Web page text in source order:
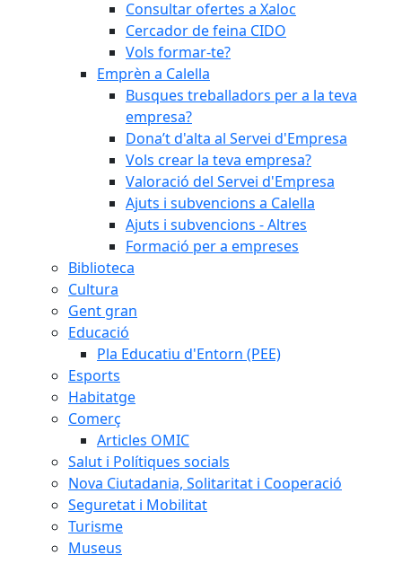
Consultar ofertes a Xaloc
Cercador de feina CIDO
Vols formar-te?
Emprèn a Calella
Busques treballadors per a la teva
empresa?
Dona’t d'alta al Servei d'Empresa
Vols crear la teva empresa?
Valoració del Servei d'Empresa
Ajuts i subvencions a Calella
Ajuts i subvencions - Altres
Formació per a empreses
Biblioteca
Cultura
Gent gran
Educació
Pla Educatiu d'Entorn (PEE)
Esports
Habitatge
Comerç
Articles OMIC
Salut i Polítiques socials
Nova Ciutadania, Solitaritat i Cooperació
Seguretat i Mobilitat
Turisme
Museus